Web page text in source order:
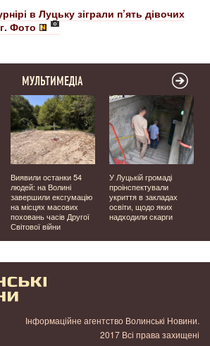
в Луцьку зіграли п’ять дівочих
Фото
МУЛЬТИМЕДІА
Виявили останки 54
людей: на Волині
завершили ексгумацію
на місцях масових
поховань часів Другої
Світової війни
У Луцькій громаді
проінспектували
укриття в закладах
освіти, щодо яких
надходили скарги
Інформаційне агентство Волинські Новини.
2017 Всі права захищені